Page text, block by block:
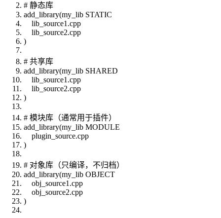
# 静态库
add_library(my_lib STATIC
lib_source1.cpp
lib_source2.cpp
)
# 共享库
add_library(my_lib SHARED
lib_source1.cpp
lib_source2.cpp
)
# 模块库（通常用于插件）
add_library(my_lib MODULE
plugin_source.cpp
)
# 对象库（只编译，不归档）
add_library(my_lib OBJECT
obj_source1.cpp
obj_source2.cpp
)